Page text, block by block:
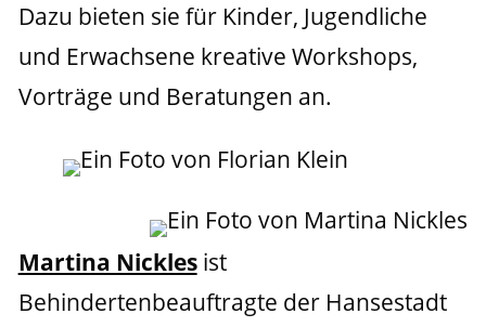
Dazu bieten sie für Kinder, Jugendliche
und Erwachsene kreative Workshops,
Vorträge und Beratungen an.
Martina Nickles ist
Behindertenbeauftragte der Hansestadt